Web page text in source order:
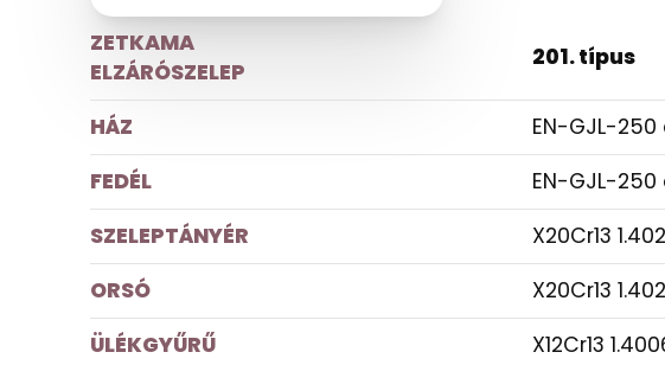
ZETKAMA
ELZÁRÓSZELEP
201. típus
HÁZ
EN-GJL-
FEDÉL
EN-GJL-
SZELEPTÁNYÉR
X20Cr13
ORSÓ
X20Cr13
ÜLÉKGYŰRŰ
X12Cr13